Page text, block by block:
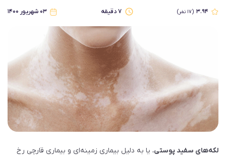
۳.۹۴ (۱۷نفر) ۷دقیقه ۰۳ شهریور ۱۴۰۰
لکه‌های سفید پوستی، یا به دلیل بیماری زمینه‌ای و بیماری قارچی رخ